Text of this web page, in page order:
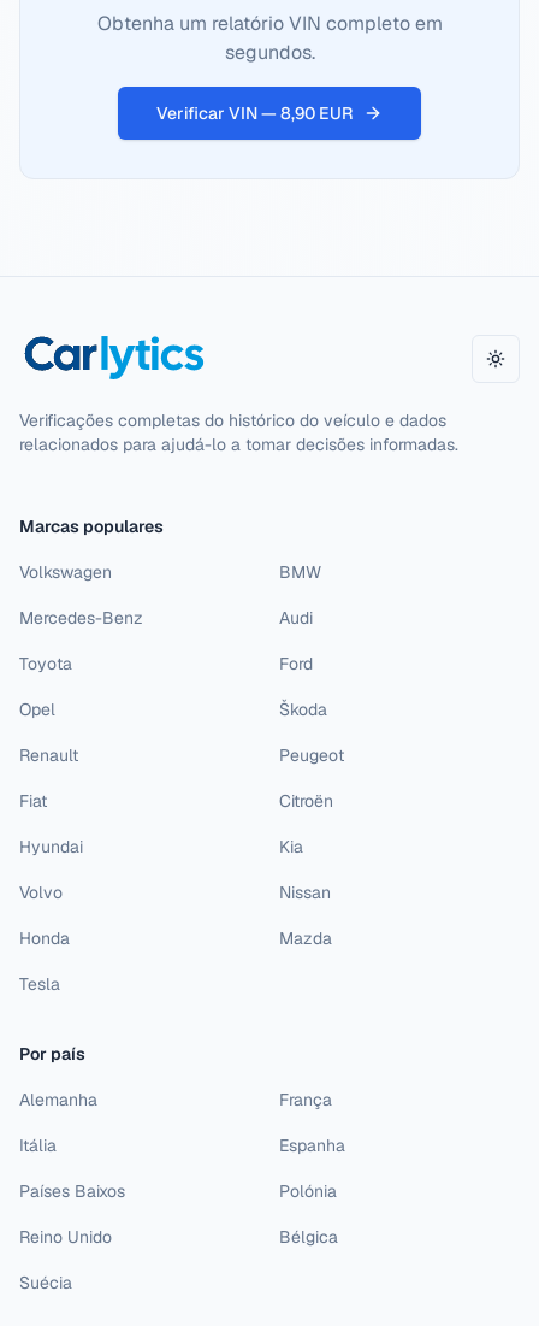
Obtenha um relatório VIN completo em
segundos.
Verificar VIN — 8,90 EUR
Verificações completas do histórico do veículo e dados
relacionados para ajudá-lo a tomar decisões informadas.
Marcas populares
Volkswagen BMW
Mercedes-Benz Audi
Toyota Ford
Opel Škoda
Renault Peugeot
Fiat Citroën
Hyundai Kia
Volvo Nissan
Honda Mazda
Tesla
Por país
Alemanha França
Itália Espanha
Países Baixos Polónia
Reino Unido Bélgica
Suécia